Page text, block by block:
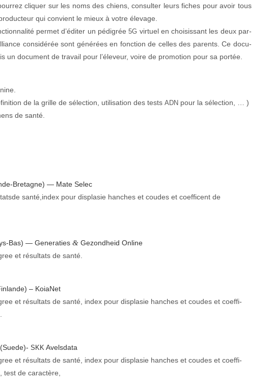
cli­quer sur les noms des chiens, con­sul­ter leurs fich­es pour avoir tous
qui con­vient le mieux à votre élevage.
per­met d’éditer un pédi­grée5G virtuel en choi­sis­sant les deux par­
con­sid­érée sont générées en fonc­tion de celles des par­ents. Ce doc­u­
un doc­u­ment de tra­vail pour l’éleveur, voire de pro­mo­tion pour sa portée.
de la grille de sélec­tion, util­i­sa­tion des tests ADN pour la sélection, … )
de santé.
Bre­tagne) — Mate Selec
santé,index pour dis­plasie hanch­es et coudes et coef­f­i­cent de
Bas) — Gen­er­aties& Gezond­heid Online
et résul­tats de santé.
– KoiaNet
et résul­tats de san­té, index pour dis­plasie hanch­es et coudes et coef­f­i­
(Suede)-SKK Avels­da­ta
et résul­tats de san­té, index pour dis­plasie hanch­es et coudes et coef­f­i­
test de caractère,